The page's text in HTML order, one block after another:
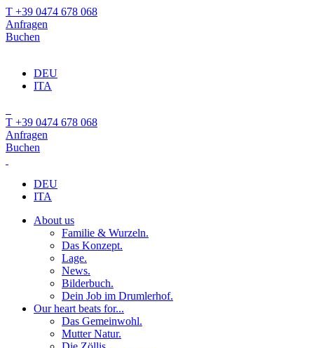
T +39 0474 678 068
Anfragen
Buchen
DEU
ITA
T +39 0474 678 068
Anfragen
Buchen
DEU
ITA
About us
Familie & Wurzeln.
Das Konzept.
Lage.
News.
Bilderbuch.
Dein Job im Drumlerhof.
Our heart beats for...
Das Gemeinwohl.
Mutter Natur.